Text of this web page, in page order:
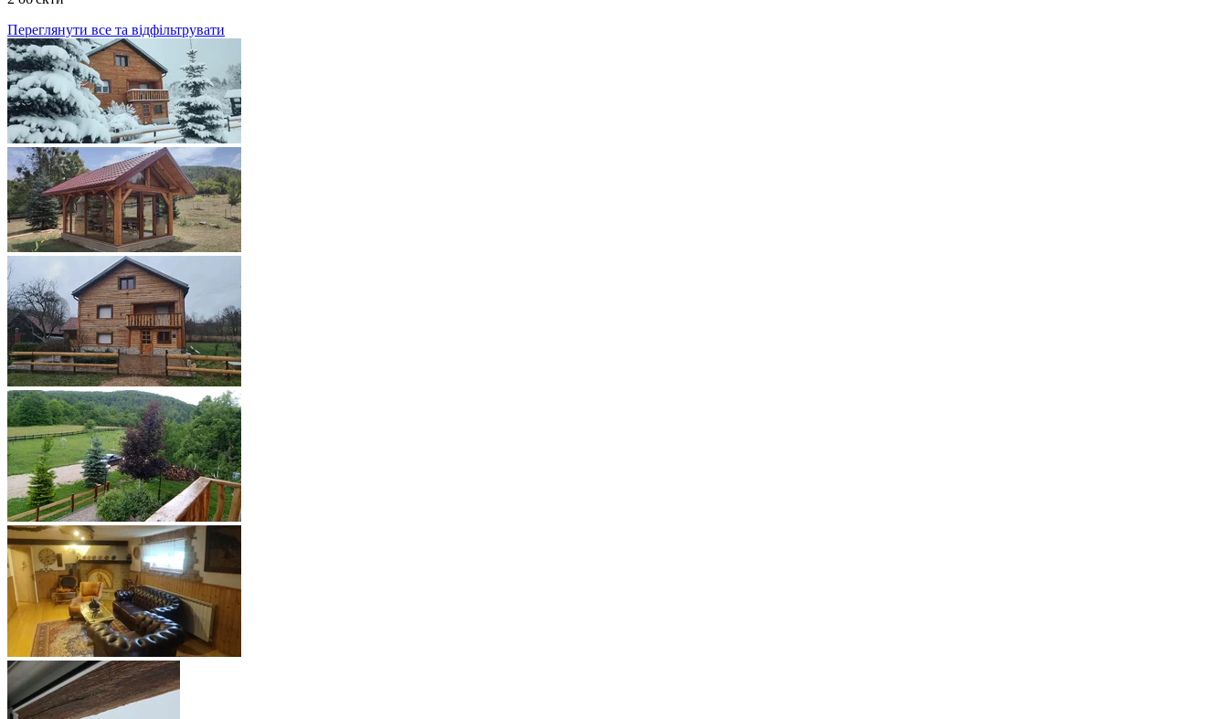
Переглянути все та відфільтрувати